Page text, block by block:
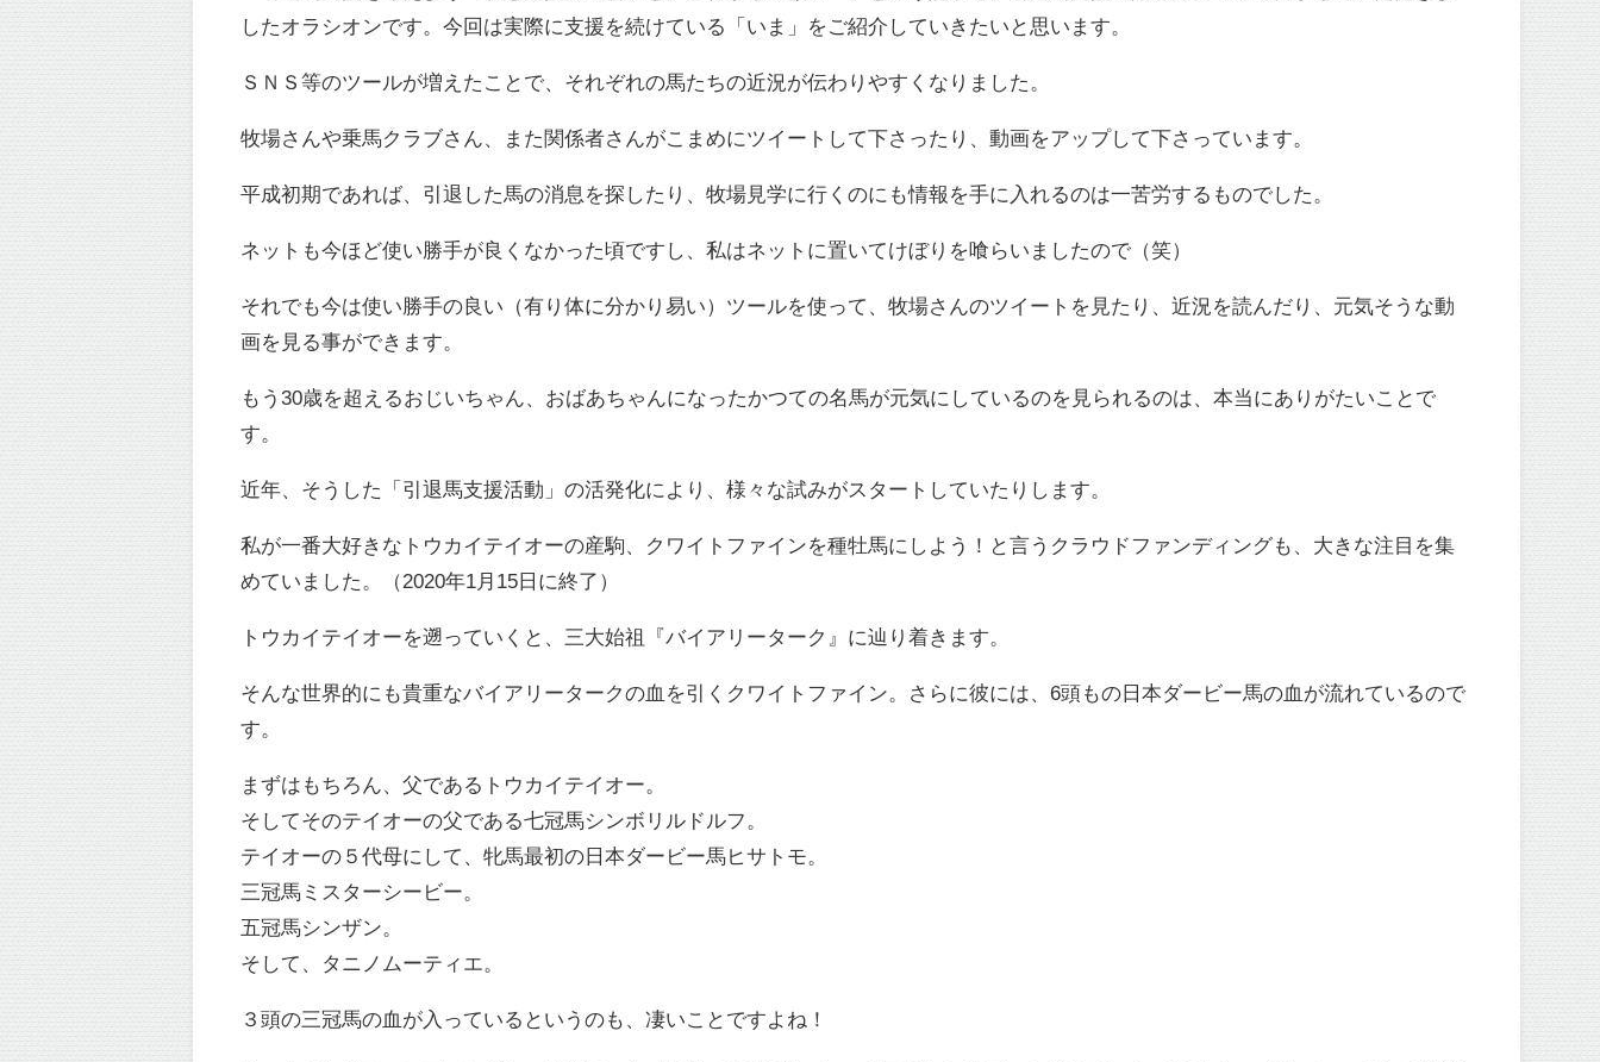
したオラシオンです。今回は実際に支援を続けている「いま」をご紹介していきたいと思います。
ＳＮＳ等のツールが増えたことで、それぞれの馬たちの近況が伝わりやすくなりました。
牧場さんや乗馬クラブさん、また関係者さんがこまめにツイートして下さったり、動画をアップして下さっています。
平成初期であれば、引退した馬の消息を探したり、牧場見学に行くのにも情報を手に入れるのは一苦労するものでした。
ネットも今ほど使い勝手が良くなかった頃ですし、私はネットに置いてけぼりを喰らいましたので（笑）
それでも今は使い勝手の良い（有り体に分かり易い）ツールを使って、牧場さんのツイートを見たり、近況を読んだり、元気そうな動
画を見る事ができます。
もう30歳を超えるおじいちゃん、おばあちゃんになったかつての名馬が元気にしているのを見られるのは、本当にありがたいことで
す。
近年、そうした「引退馬支援活動」の活発化により、様々な試みがスタートしていたりします。
私が一番大好きなトウカイテイオーの産駒、クワイトファインを種牡馬にしよう！と言うクラウドファンディングも、大きな注目を集
めていました。（2020年1月15日に終了）
トウカイテイオーを遡っていくと、三大始祖『バイアリーターク』に辿り着きます。
そんな世界的にも貴重なバイアリータークの血を引くクワイトファイン。さらに彼には、6頭もの日本ダービー馬の血が流れているので
す。
まずはもちろん、父であるトウカイテイオー。
そしてそのテイオーの父である七冠馬シンボリルドルフ。
テイオーの５代母にして、牝馬最初の日本ダービー馬ヒサトモ。
三冠馬ミスターシービー。
五冠馬シンザン。
そして、タニノムーティエ。
３頭の三冠馬の血が入っているというのも、凄いことですよね！